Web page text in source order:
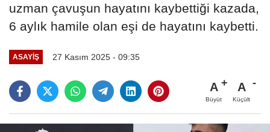
uzman çavuşun hayatını kaybettiği kazada,
6 aylık hamile olan eşi de hayatını kaybetti.
ASAYIŞ 27 Kasım 2025 - 09:35
A
Büyüt
A
Küçült